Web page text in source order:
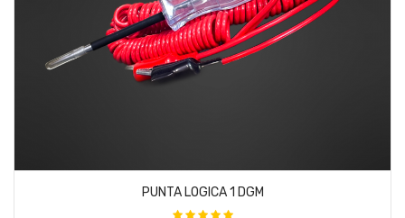
PUNTA LOGICA 1 DGM